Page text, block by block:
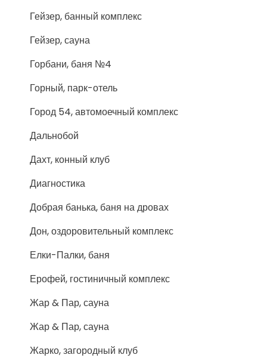
Гейзер, банный комплекс
Гейзер, сауна
Горбани, баня №4
Горный, парк-отель
Город 54, автомоечный комплекс
Дальнобой
Дахт, конный клуб
Диагностика
Добрая банька, баня на дровах
Дон, оздоровительный комплекс
Елки-Палки, баня
Ерофей, гостиничный комплекс
Жар & Пар, сауна
Жар & Пар, сауна
Жарко, загородный клуб